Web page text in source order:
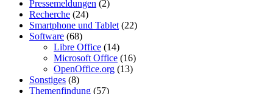
Pressemeldungen (2)
Recherche (24)
Smartphone und Tablet (22)
Software (68)
Libre Office (14)
Microsoft Office (16)
OpenOffice.org (13)
Sonstiges (8)
Themenfindung (57)